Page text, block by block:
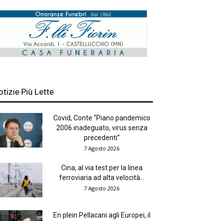
Più Lette
Covid, Conte “Piano pandemico
2006 inadeguato, virus senza
precedenti”
7 Agosto 2026
Cina, al via test per la linea
ferroviaria ad alta velocità...
7 Agosto 2026
En plein Pellacani agli Europei, il